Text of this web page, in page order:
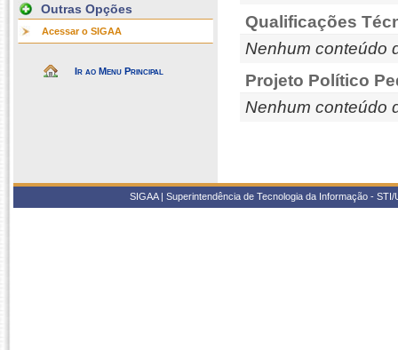
Outras Opções
Acessar o SIGAA
Ir ao Menu Principal
Qualificações
Nenhum conteúdo
Projeto Político
Nenhum conteúdo
SIGAA | Superintendência de Tecnologia da Informação -